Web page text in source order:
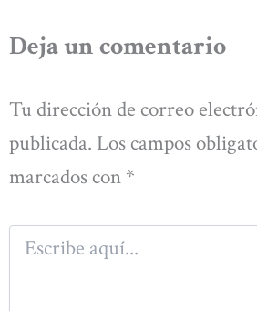
Deja un comentario
Tu dirección de correo
publicada. Los campos
marcados con *
Escribe
aquí...